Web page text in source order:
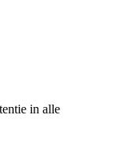
in alle